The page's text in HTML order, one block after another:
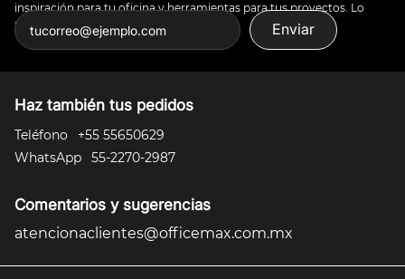
inspiración para tu oficina y herramientas para tus proyectos. Lo
puedes todo.
Enviar
Haz también tus pedidos
Teléfono
+55 55650629
WhatsApp
55-2270-2987
Comentarios y sugerencias
atencionaclientes@officemax.com.mx